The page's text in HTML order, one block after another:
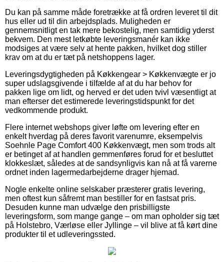
Du kan på samme måde foretrække at få ordren leveret til dit
hus eller ud til din arbejdsplads. Muligheden er
gennemsnitligt en tak mere bekostelig, men samtidig yderst
bekvem. Den mest letkøbte leveringsmanér kan ikke
modsiges at være selv at hente pakken, hvilket dog stiller
krav om at du er tæt på netshoppens lager.
Leveringsdygtigheden på Køkkengear > Køkkenvægte er jo
super udslagsgivende i tilfælde af at du har behov for
pakken lige om lidt, og herved er det uden tvivl væsentligt at
man efterser det estimerede leveringstidspunkt for det
vedkommende produkt.
Flere internet webshops giver løfte om levering efter en
enkelt hverdag på deres favorit varenumre, eksempelvis
Soehnle Page Comfort 400 Køkkenvægt, men som trods alt
er betinget af at handlen gemmenføres forud for et besluttet
klokkeslæt, således at de sandsynligvis kan nå at få varerne
ordnet inden lagermedarbejderne drager hjemad.
Nogle enkelte online selskaber præsterer gratis levering,
men oftest kun såfremt man bestiller for en fastsat pris.
Desuden kunne man udvælge den prisbilligste
leveringsform, som mange gange – om man opholder sig tæt
på Holstebro, Værløse eller Jyllinge – vil blive at få kørt dine
produkter til et udleveringssted.